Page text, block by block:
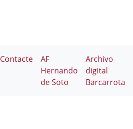
Contacte
AF
Hernando
de Soto
Archivo
digital
Barcarrota